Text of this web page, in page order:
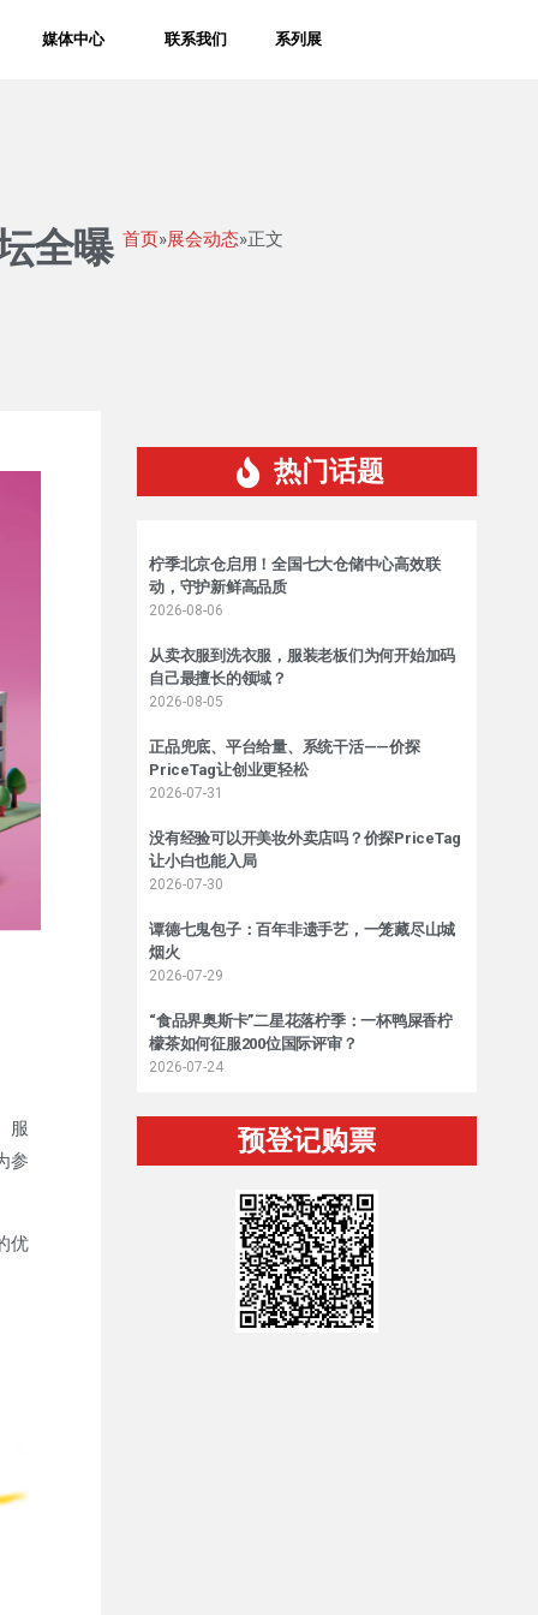
媒体中心 联系我们 系列展
全曝 首页»展会动态»正文
服
参
优
热门话题
柠季北京仓启用！全国七大仓储中心高效联
动，守护新鲜高品质
2026-08-06
从卖衣服到洗衣服，服装老板们为何开始加码
自己最擅长的领域？
2026-08-05
正品兜底、平台给量、系统干活——价探
PriceTag让创业更轻松
2026-07-31
没有经验可以开美妆外卖店吗？价探PriceTag
让小白也能入局
2026-07-30
谭德七鬼包子：百年非遗手艺，一笼藏尽山城
烟火
2026-07-29
“食品界奥斯卡”二星花落柠季：一杯鸭屎香柠
檬茶如何征服200位国际评审？
2026-07-24
预登记购票